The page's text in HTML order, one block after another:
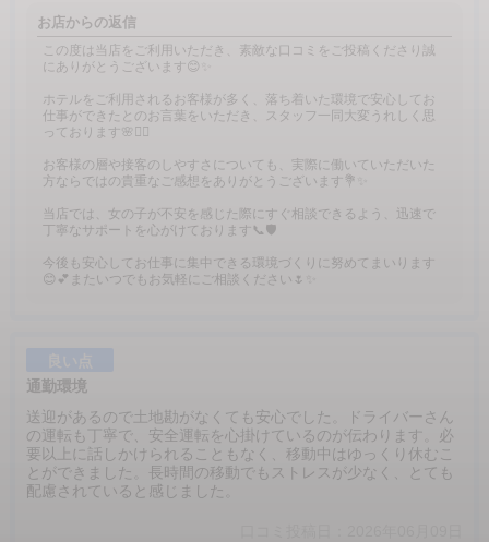
お店からの返信
この度は当店をご利用いただき、素敵な口コミをご投稿くださり誠
にありがとうございます😊✨
ホテルをご利用されるお客様が多く、落ち着いた環境で安心してお
仕事ができたとのお言葉をいただき、スタッフ一同大変うれしく思
っております🌸🙇‍♂️
お客様の層や接客のしやすさについても、実際に働いていただいた
方ならではの貴重なご感想をありがとうございます💐✨
当店では、女の子が不安を感じた際にすぐ相談できるよう、迅速で
丁寧なサポートを心がけております📞🛡️
今後も安心してお仕事に集中できる環境づくりに努めてまいります
😊💕またいつでもお気軽にご相談ください🌷✨
通勤環境
送迎があるので土地勘がなくても安心でした。ドライバーさん
の運転も丁寧で、安全運転を心掛けているのが伝わります。必
要以上に話しかけられることもなく、移動中はゆっくり休むこ
とができました。長時間の移動でもストレスが少なく、とても
配慮されていると感じました。